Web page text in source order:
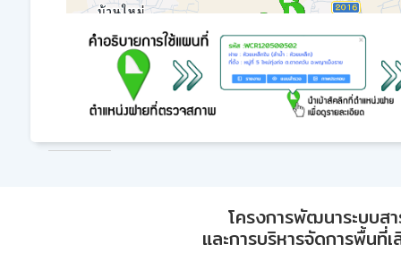
โครงการพัฒนาระบบส
และการบริหารจัดการพื้นที่